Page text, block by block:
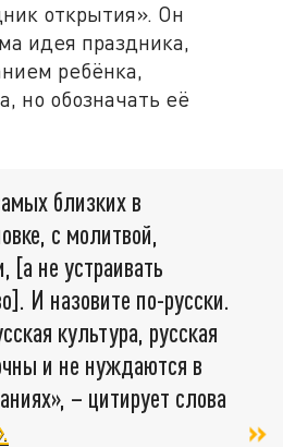
открытия». Он
идея праздника,
ребёнка,
но обозначать её
близких в
с молитвой,
[а не устраивать
И назовите по-русски.
культура, русская
и не нуждаются в
– цитирует слова